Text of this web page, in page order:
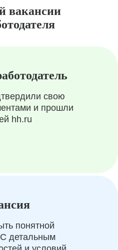
вакансии
свою
и прошли
hh.ru
понятной
детальным